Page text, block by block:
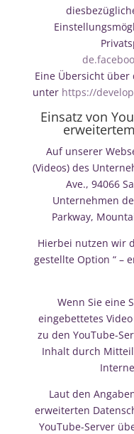
Eine Übersicht über
unter https://
Einsatz von
Auf unserer
(Videos) des
Ave., 94066
Unternehmen
Parkway,
Hierbei nutzen wir
gestellte Option “ –
Wenn Sie eine
eingebettetes
zu den YouTube-
Inhalt durch
Laut den
erweiterten
YouTube-Server